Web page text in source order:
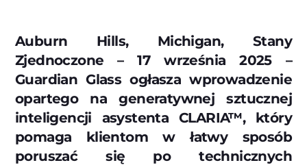
Auburn Hills, Michigan, Stany
Zjednoczone – 17 września 2025 –
Guardian Glass ogłasza wprowadzenie
opartego na generatywnej sztucznej
inteligencji asystenta CLARIA™, który
pomaga klientom w łatwy sposób
poruszać się po technicznych